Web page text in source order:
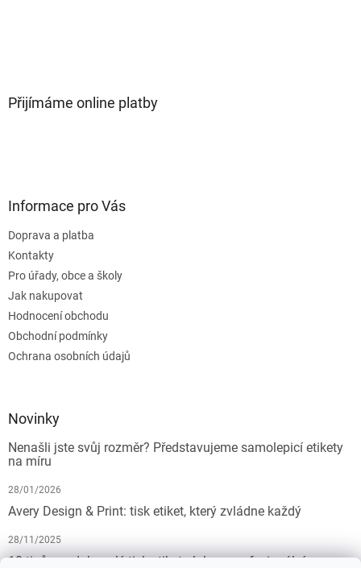
Přijímáme online platby
Informace pro Vás
Doprava a platba
Kontakty
Pro úřady, obce a školy
Jak nakupovat
Hodnocení obchodu
Obchodní podmínky
Ochrana osobních údajů
Novinky
Nenašli jste svůj rozměr? Představujeme samolepicí etikety
na míru
28/01/2026
Avery Design & Print: tisk etiket, který zvládne každý
28/11/2025
10 tipů pro dokonalý tisk etiket: Jak na profesionální